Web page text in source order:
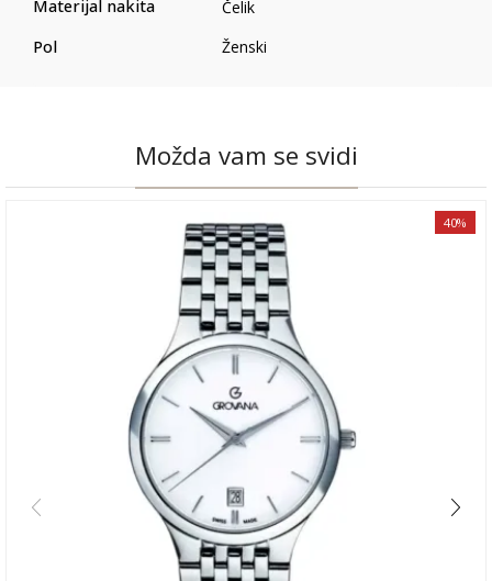
Materijal nakita Čelik
Pol Ženski
Možda vam se svidi
40%